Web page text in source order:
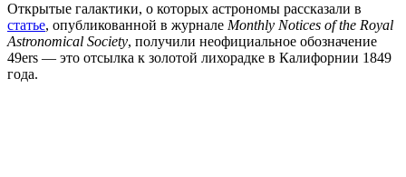
Открытые галактики, о которых астрономы рассказали в
статье, опубликованной в журнале Monthly Notices of the Royal
Astronomical Society, получили неофициальное обозначение
49ers — это отсылка к золотой лихорадке в Калифорнии 1849
года.